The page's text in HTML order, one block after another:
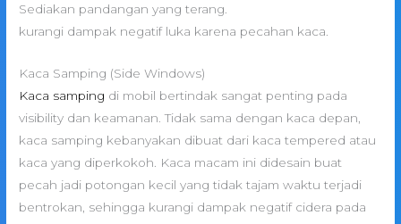
Sediakan pandangan yang terang.
kurangi dampak negatif luka karena pecahan kaca.
Kaca Samping (Side Windows)
Kaca samping di mobil bertindak sangat penting pada
visibility dan keamanan. Tidak sama dengan kaca depan,
kaca samping kebanyakan dibuat dari kaca tempered atau
kaca yang diperkokoh. Kaca macam ini didesain buat
pecah jadi potongan kecil yang tidak tajam waktu terjadi
bentrokan, sehingga kurangi dampak negatif cidera pada